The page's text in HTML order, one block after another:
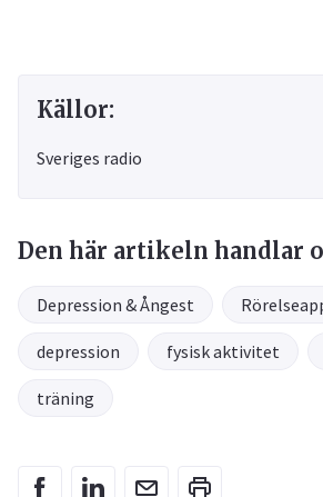
Källor:
Sveriges radio
Den här artikeln handlar
Depression & Ångest
depression fysisk aktivitet
träning